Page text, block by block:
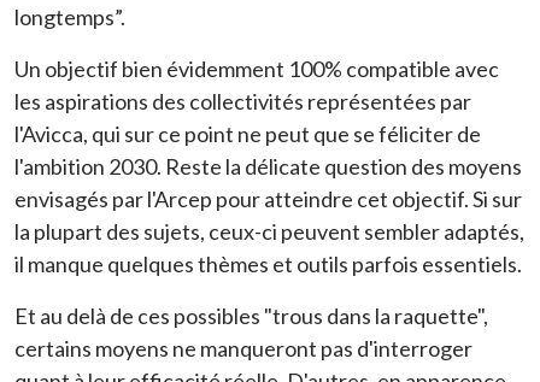
longtemps”.
Un objectif bien évidemment 100% compatible avec
les aspirations des collectivités représentées par
l'Avicca, qui sur ce point ne peut que se féliciter de
l'ambition 2030. Reste la délicate question des moyens
envisagés par l'Arcep pour atteindre cet objectif. Si sur
la plupart des sujets, ceux-ci peuvent sembler adaptés,
il manque quelques thèmes et outils parfois essentiels.
Et au delà de ces possibles "trous dans la raquette",
certains moyens ne manqueront pas d'interroger